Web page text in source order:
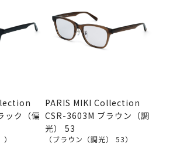
ック（偏
PARIS MIKI Collection
CSR-3603M ブラウン（調
光） 53
（ブラウン（調光） 53）